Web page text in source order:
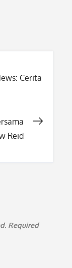
Cerita
Reid
Required